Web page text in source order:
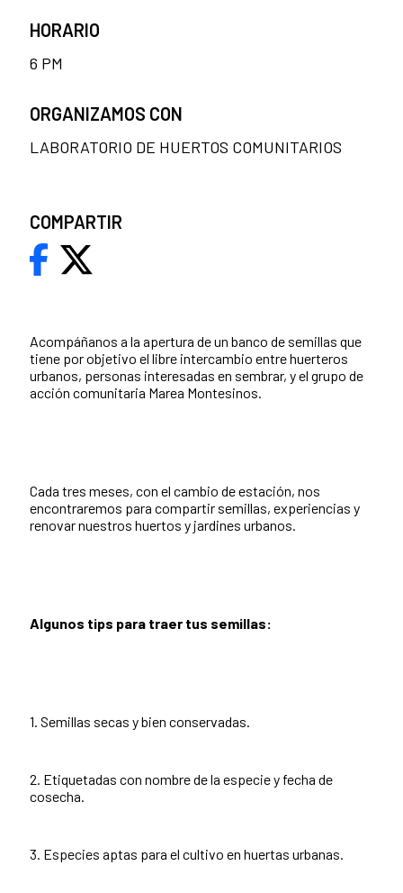
Acompáñanos a la apertura de un banco de semillas que
tiene por objetivo el libre intercambio entre huerteros
urbanos, personas interesadas en sembrar, y el grupo de
acción comunitaria Marea Montesinos.
Cada tres meses, con el cambio de estación, nos
encontraremos para compartir semillas, experiencias y
renovar nuestros huertos y jardines urbanos.
Algunos tips para traer tus semillas:
1. Semillas secas y bien conservadas.
2. Etiquetadas con nombre de la especie y fecha de
cosecha.
3. Especies aptas para el cultivo en huertas urbanas.
HORARIO
6 PM
ORGANIZAMOS CON
LABORATORIO DE HUERTOS COMUNITARIOS
COMPARTIR